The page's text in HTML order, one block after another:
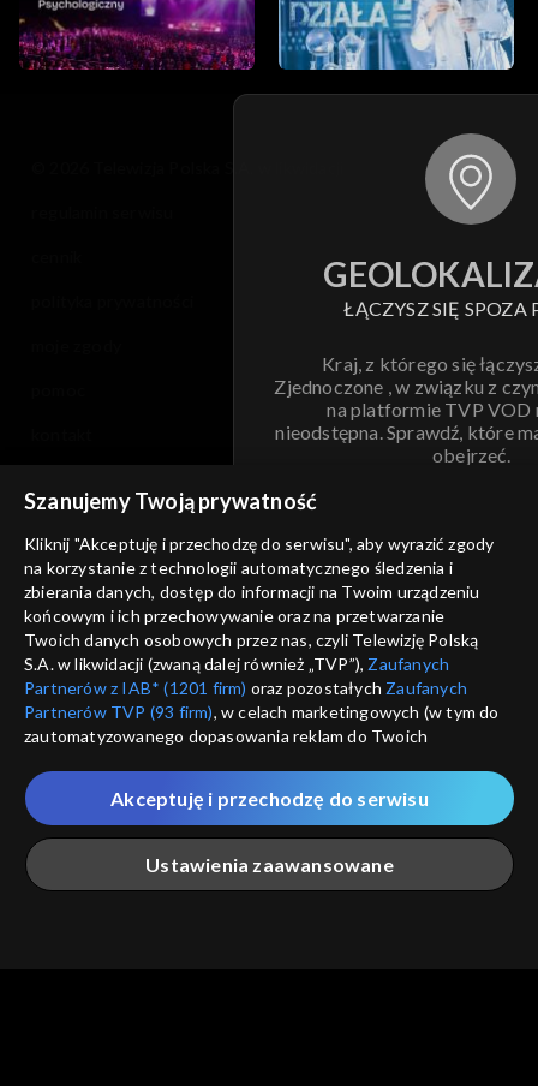
ŁĄCZYSZ SIĘ SPOZA
Kraj, z którego się
Zjednoczone , w związku z
na platformie TVP VOD
nieodstępna. Sprawdź, które
obejrzeć.
ANULUJ
informacje o dostawcy usług
Szanujemy Twoją prywatność
Kliknij "Akceptuję i przechodzę do serwisu", aby wyrazić zgody
na korzystanie z technologii automatycznego śledzenia i
zbierania danych, dostęp do informacji na Twoim urządzeniu
końcowym i ich przechowywanie oraz na przetwarzanie
Twoich danych osobowych przez nas, czyli Telewizję Polską
S.A. w likwidacji (zwaną dalej również „TVP”), Zaufanych
Partnerów z IAB* (1201 firm) oraz pozostałych Zaufanych
Partnerów TVP (93 firm), w celach marketingowych (w tym do
zautomatyzowanego dopasowania reklam do Twoich
które wskazujemy poniżej, a także zgody na udostępnianie
przez nas identyfikatora PPID do Google.
Twoje dane osobowe zbierane podczas odwiedzania przez
Ciebie naszych
poszczególnych serwisówzwanych dalej
„Portalem”, w tym informacje zapisywane za pomocą
Ustawienia zaawansowane
Akceptuję i przechodzę do serwisu